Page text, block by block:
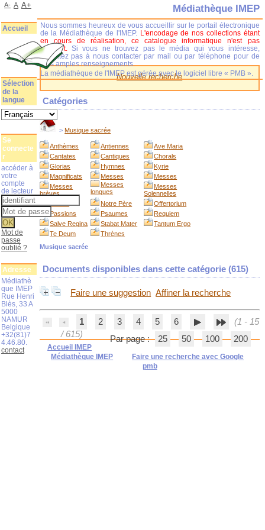
Nouvelle recherche
Catégories
>Musique sacrée
Anthèmes Antiennes
Ave Maria
Cantates
Cantiques
Chorals
Glorias
Hymnes
Kyrie
Magnificats
Messes
Messes
Messes
brèves
Messes
longues
Messes
Solennelles
Motets
Notre Père
Offertorium
Passions
Psaumes
Requiem
Salve Regina
Stabat Mater
Tantum Ergo
Te Deum
Thrènes
Musique sacrée
Documents disponibles dans cette catégorie (615)
Faire une suggestion Affiner la recherche
1 2 3 4 5 6
(1 - 15
/ 615)
Par page : 25 50 100 200
Accueil IMEP
Médiathèque IMEP
Faire une recherche avec Google
pmb
Médiathèque IMEP
Nous sommes heureux de vous accueillir sur le portail électronique
de la Médiathèque de l'IMEP. L'encodage de nos collections étant
en cours de réalisation, ce catalogue informatique n'est pas
complet.
Si vous ne trouvez pas le média qui vous intéresse,
n'hésitez pas à nous contacter par mail ou par téléphone pour de
plus amples renseignements.
La médiathèque de l'IMEP est gérée avec le logiciel libre « PMB ».
A- A A+
Accueil
Sélection
de la
langue
Se
connecte
r
accéder à
votre
compte
de lecteur
Mot de
passe
oublié ?
Adresse
Médiathè
que IMEP
Rue Henri
Blès, 33 A
5000
NAMUR
Belgique
+32(81)7
4.46.80.
contact